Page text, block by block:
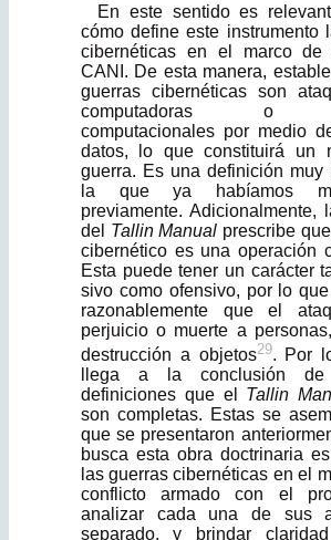
En este sentido es
cómo define este instrumento
cibernéticas en el marco
CANI. De esta manera,
guerras cibernéticas son
computadoras o
computacionales por medio
datos, lo que constituirá un
guerra. Es una definición muy
la que ya habíamos
previamente. Adicionalmente,
del Tallin Manual prescribe
ciber­nético es una operación
Esta puede tener un carácter
sivo como ofensivo, por lo
razonablemente que el
perjuicio o muerte a
destrucción a objetos29. Por
llega a la conclusión
definiciones que el Tallin
son completas. Estas se
que se presentaron
busca esta obra doctrinaria
las guerras cibernéticas en el
conflicto armado con el
analizar cada una de sus
separado, y brindar